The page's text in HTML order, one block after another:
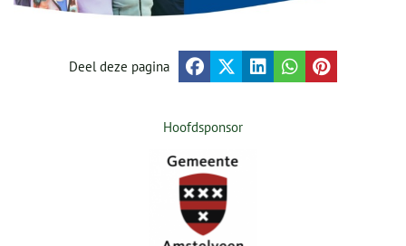
Deel deze pagina
Hoofdsponsor